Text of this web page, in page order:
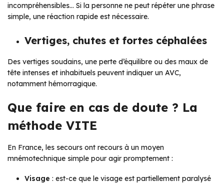
incompréhensibles… Si la personne ne peut répéter une phrase
simple, une réaction rapide est nécessaire.
Vertiges, chutes et fortes céphalées
Des vertiges soudains, une perte d’équilibre ou des maux de
tête intenses et inhabituels peuvent indiquer un AVC,
notamment hémorragique.
Que faire en cas de doute ? La
méthode VITE
En France, les secours ont recours à un moyen
mnémotechnique simple pour agir promptement :
Visage : est-ce que le visage est partiellement paralysé